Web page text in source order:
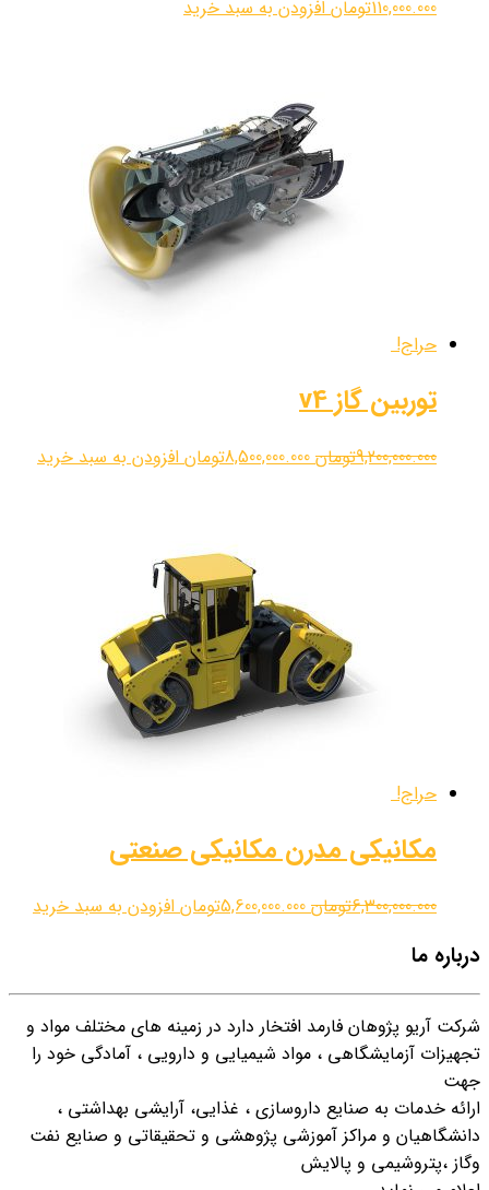
110,000.000تومان افزودن به سبد خرید
حراج!
توربین گاز v4
9,200,000.000تومان 8,500,000.000تومان افزودن به سبد خرید
حراج!
مکانیکی مدرن مکانیکی صنعتی
6,300,000.000تومان 5,600,000.000تومان افزودن به سبد خرید
درباره ما
شرکت آریو پژوهان فارمد افتخار دارد در زمینه هاي مختلف مواد و
تجهیزات آزمایشگاهی ، مواد شیمیایی و دارویی ، آمادگی خود را
جهت
ارائه خدمات به صنایع داروسازي ، غذایی، آرایشی بهداشتی ،
دانشگاهیان و مراکز آموزشی پژوهشی و تحقیقاتی و صنایع نفت
وگاز ،پتروشیمی و پالایش